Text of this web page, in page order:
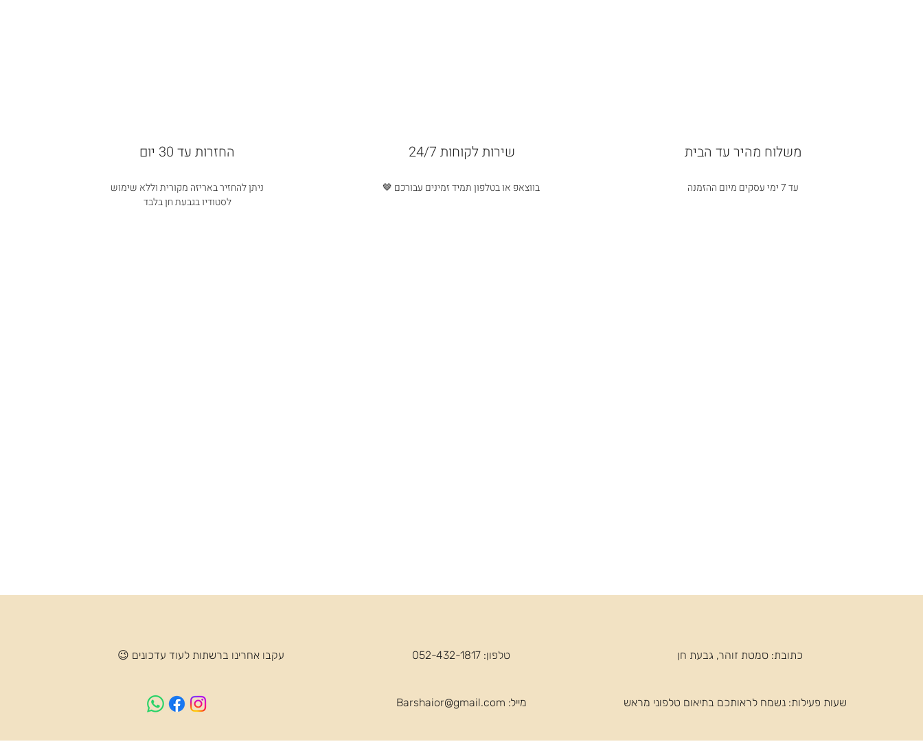
החזרות עד 30 יום
ניתן להחזיר באריזה מקורית וללא שימוש
לסטודיו בגבעת חן בלבד
שירות לקוחות 24/7
בווצאפ או בטלפון תמיד זמינים עבורכם 🤎
משלוח מהיר עד הבית
עד 7 ימי עסקים מיום ההזמנה
עקבו אחרינו ברשתות לעוד עדכונים 😉 טלפון: 052-432-1817
מייל: Barshaior@gmail.com
כתובת: סמטת זוהר, גבעת חן
שעות פעילות: ​נשמח לראותכם בתיאום טלפוני מראש